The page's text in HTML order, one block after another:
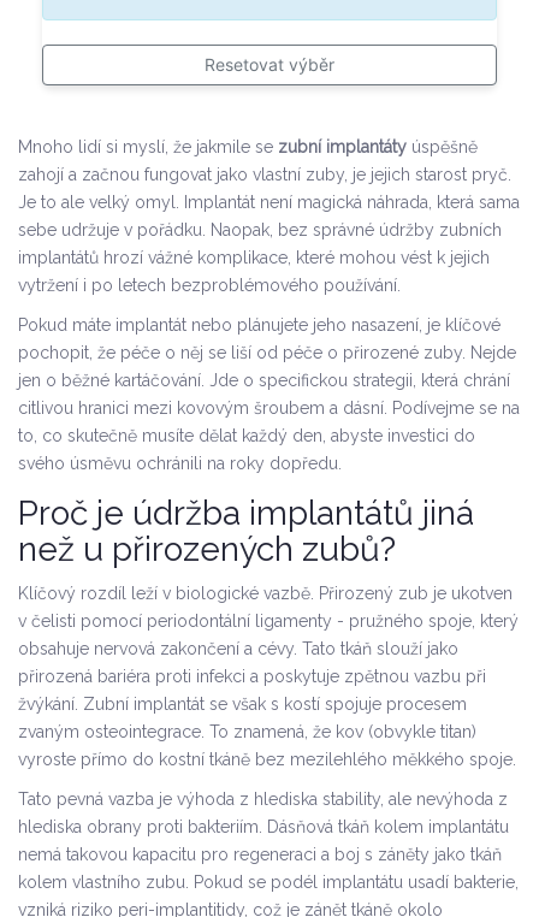
Resetovat výběr
Mnoho lidí si myslí, že jakmile se zubní implantáty úspěšně
zahojí a začnou fungovat jako vlastní zuby, je jejich starost pryč.
Je to ale velký omyl. Implantát není magická náhrada, která sama
sebe udržuje v pořádku. Naopak, bez správné údržby zubních
implantátů hrozí vážné komplikace, které mohou vést k jejich
vytržení i po letech bezproblémového používání.
Pokud máte implantát nebo plánujete jeho nasazení, je klíčové
pochopit, že péče o něj se liší od péče o přirozené zuby. Nejde
jen o běžné kartáčování. Jde o specifickou strategii, která chrání
citlivou hranici mezi kovovým šroubem a dásní. Podívejme se na
to, co skutečně musíte dělat každý den, abyste investici do
svého úsměvu ochránili na roky dopředu.
Proč je údržba implantátů jiná
než u přirozených zubů?
Klíčový rozdíl leží v biologické vazbě. Přirozený zub je ukotven
v čelisti pomocí periodontální ligamenty - pružného spoje, který
obsahuje nervová zakončení a cévy. Tato tkáň slouží jako
přirozená bariéra proti infekci a poskytuje zpětnou vazbu při
žvýkání. Zubní implantát se však s kostí spojuje procesem
zvaným osteointegrace . To znamená, že kov (obvykle titan)
vyroste přímo do kostní tkáně bez mezilehlého měkkého spoje.
Tato pevná vazba je výhoda z hlediska stability, ale nevýhoda z
hlediska obrany proti bakteriím. Dásňová tkáň kolem implantátu
nemá takovou kapacitu pro regeneraci a boj s záněty jako tkáň
kolem vlastního zubu. Pokud se podél implantátu usadí bakterie,
vzniká riziko peri-implantitidy , což je zánět tkáně okolo